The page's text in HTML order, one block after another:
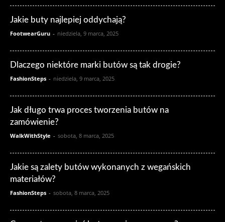
Jakie buty najlepiej oddychają?
FootwearGuru - niedziela, 9 marca, 2025
Dlaczego niektóre marki butów są tak drogie?
FashionSteps - niedziela, 9 marca, 2025
Jak długo trwa proces tworzenia butów na
zamówienie?
WalkWithStyle - sobota, 8 marca, 2025
Jakie są zalety butów wykonanych z wegańskich
materiałów?
FashionSteps - sobota, 8 marca, 2025